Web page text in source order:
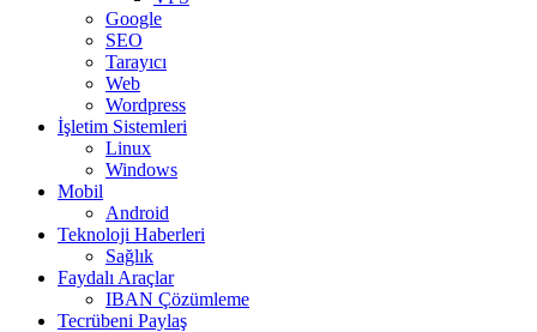
Google
SEO
Tarayıcı
Web
Wordpress
İşletim Sistemleri
Linux
Windows
Mobil
Android
Teknoloji Haberleri
Sağlık
Faydalı Araçlar
IBAN Çözümleme
Tecrübeni Paylaş